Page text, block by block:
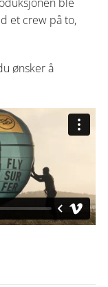
et crew på to,
ønsker å